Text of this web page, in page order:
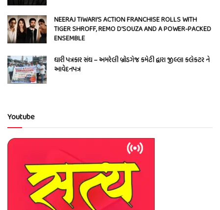
NEERAJ TIWARI’S ACTION FRANCHISE ROLLS WITH
TIGER SHROFF, REMO D’SOUZA AND A POWER-PACKED
ENSEMBLE
ધારી પત્રકાર સંઘ – અમરેલી બ્રોડગેજ કમેટી દ્વારા જીલ્લા કલેકટર ને
આવેદનપત્ર
Youtube